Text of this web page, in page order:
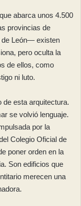
abarca unos 4.500
provincias de
de León— existen
pero oculta la
de ellos, como
ni luto.
esta arquitectura.
se volvió lenguaje.
por la
Colegio Oficial de
poner orden en la
Son edificios que
merecen una